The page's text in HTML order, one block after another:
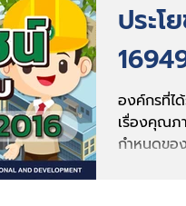
ประโ
องค์กรที่ไ
เรื่องคุณภ
กำหนดขอ